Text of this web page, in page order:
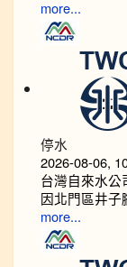
more...
停水
2026-08-06,
台灣自來水公
因北門區井子
more...